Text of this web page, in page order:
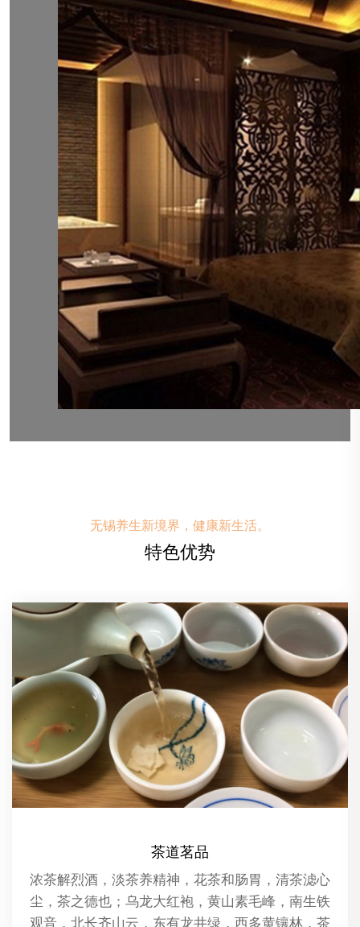
无锡养生新境界，健康新生活。
特色优势
精油推拿
精油推拿是一种结合了芳香疗法和传统按摩技术的
养生保健方法。在这种疗法中，专业的按摩师会使